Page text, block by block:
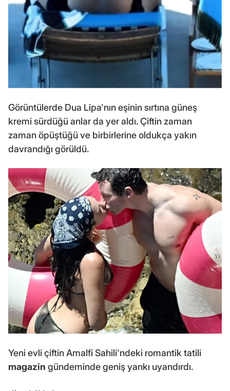
Görüntülerde Dua Lipa'nın eşinin sırtına güneş
kremi sürdüğü anlar da yer aldı. Çiftin zaman
zaman öpüştüğü ve birbirlerine oldukça yakın
davrandığı görüldü.
Yeni evli çiftin Amalfi Sahili'ndeki romantik tatili
magazin gündeminde geniş yankı uyandırdı.